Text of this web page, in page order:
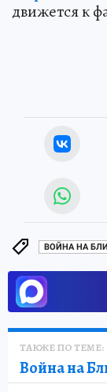
движется к
ВОЙНА НА
ТАКЖЕ ПО ТЕМЕ:
Война на